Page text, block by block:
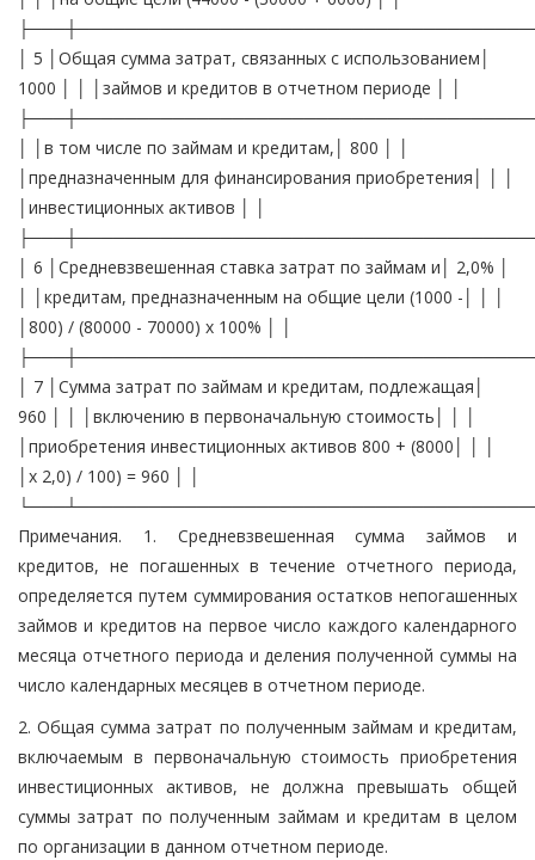
│ 5 │Общая сумма затрат, связанных с использованием│
1000 │ │ │займов и кредитов в отчетном периоде │ │
│ │в том числе по займам и кредитам,│ 800 │ │
│предназначенным для финансирования приобретения│ │ │
│инвестиционных активов │ │
│ 6 │Средневзвешенная ставка затрат по займам и│ 2,0% │
│ │кредитам, предназначенным на общие цели (1000 -│ │ │
│800) / (80000 - 70000) x 100% │ │
│ 7 │Сумма затрат по займам и кредитам, подлежащая│
960 │ │ │включению в первоначальную стоимость│ │ │
│приобретения инвестиционных активов 800 + (8000│ │ │
│x 2,0) / 100) = 960 │ │
Примечания. 1. Средневзвешенная сумма займов и
кредитов, не погашенных в течение отчетного периода,
определяется путем суммирования остатков непогашенных
займов и кредитов на первое число каждого календарного
месяца отчетного периода и деления полученной суммы на
число календарных месяцев в отчетном периоде.
2. Общая сумма затрат по полученным займам и кредитам,
включаемым в первоначальную стоимость приобретения
инвестиционных активов, не должна превышать общей
суммы затрат по полученным займам и кредитам в целом
по организации в данном отчетном периоде.